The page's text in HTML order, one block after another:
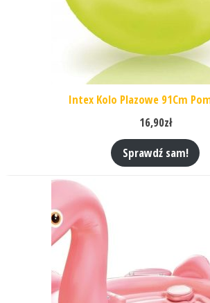
Intex Kolo Plazowe 91Cm
16,90zł
Sprawdź sam!